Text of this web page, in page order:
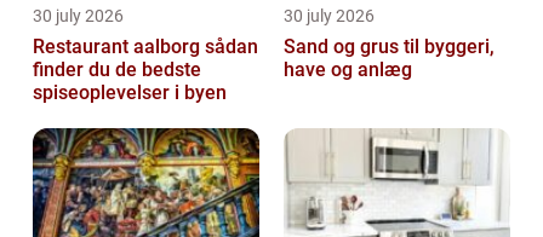
30 july 2026
Restaurant aalborg sådan
finder du de bedste
spiseoplevelser i byen
30 july 2026
Sand og grus til byggeri,
have og anlæg